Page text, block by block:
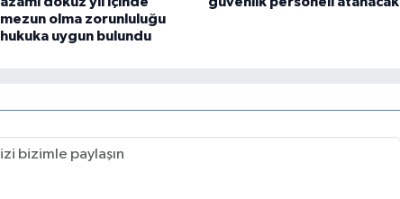
mezun olma zorunluluğu
hukuka uygun bulundu